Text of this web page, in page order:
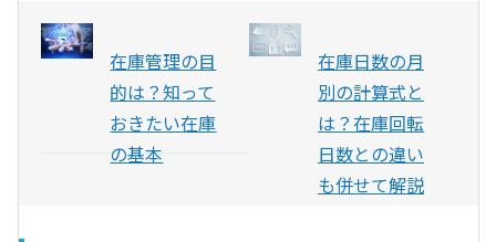
在庫管理の目
的は？知って
おきたい在庫
の基本
在庫日数の月
別の計算式と
は？在庫回転
日数との違い
も併せて解説